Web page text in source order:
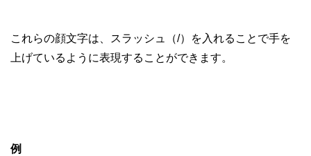
これらの顔文字は、スラッシュ（/）を入れることで手を
上げているように表現することができます。
例